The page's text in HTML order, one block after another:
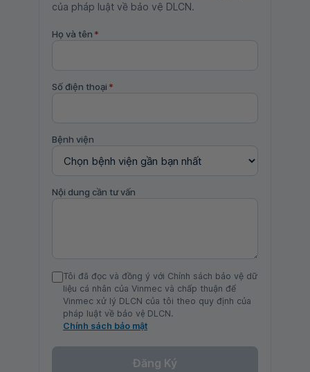
của pháp luật về bảo vệ DLCN.
Họ và tên *
Số điện thoại *
Bệnh viện
Nội dung cần tư vấn
Tôi đã đọc và đồng ý với Chính sách bảo vệ dữ
liệu cá nhân của Vinmec và chấp thuận để
Vinmec xử lý DLCN của tôi theo quy định của
pháp luật về bảo vệ DLCN.
Chính sách bảo mật
Đăng Ký